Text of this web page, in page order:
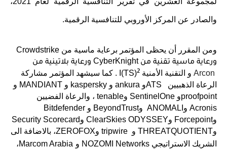
والصادر عن المركز الأوروبي للتنافسية الرقمية.
ومن المقرر أن يحظى المؤتمر برعاية ماسية من Crowdstrike
ورعاية ماسية تقنية منCyberKnight ورعاية بلاتينية من
Arcon و التقنية الأمنية I(TS)2
. كما سيشهد المؤتمر مشاركة
الرعاة الذهبيين
ATSو ankura و kaspersky و MANDIANT و
proofpointو SentinelOne وtenable ، والرعاة الفضيين
Acronis و ANOMALI وBeyondTrust و Bitdefender
وForcepoint وClearSkies ODYSSEY وSecurity Scorecard
وTHREATQUOTIENT و tripwire وZEROFOX، بالاضافة الى
الشريك الاستراتيجي NOZOMI Networks و Marcom Arabia،